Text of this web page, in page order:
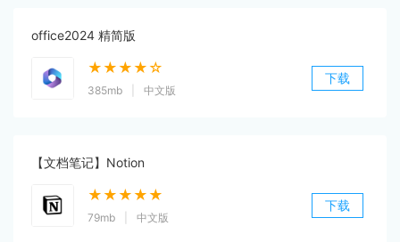
office2024 精简版
★★★★☆
385mb 中文版
下载
【文档笔记】Notion
★★★★★
79mb 中文版
下载